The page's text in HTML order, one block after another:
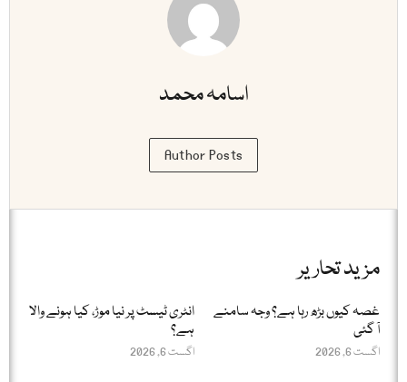
اسامہ محمد
Author Posts
مزید تحاریر
غصہ کیوں بڑھ رہا ہے؟ وجہ سامنے
آ گئی
اگست 6, 2026
انٹری ٹیسٹ پر نیا موڑ، کیا ہونے والا
ہے؟
اگست 6, 2026